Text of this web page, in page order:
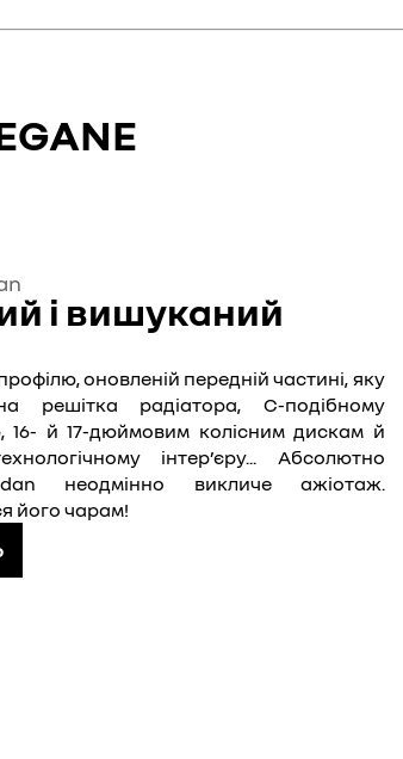
і вишуканий
оновленій передній частині, яку
решітка радіатора, С-подібному
16- й 17-дюймовим колісним дискам й
інтер’єру... Абсолютно
неодмінно викличе ажіотаж.
його чарам!